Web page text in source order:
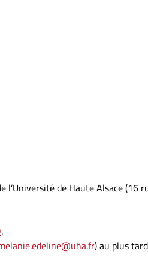
l’Université de Haute Alsace (16
.
) au plus tard